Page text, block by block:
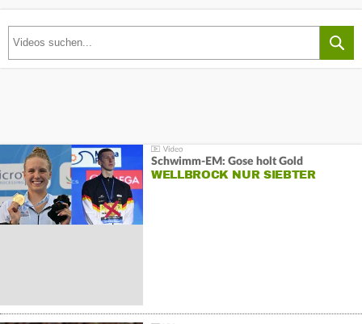
Schwimm-EM: Gose holt Gold
WELLBROCK NUR SIEBTER